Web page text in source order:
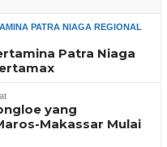
PATRA NIAGA REGIONAL
Patra Niaga
yang
Makassar Mulai